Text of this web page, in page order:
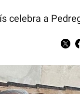
celebra a